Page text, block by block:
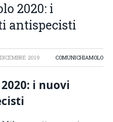
2020: i
antispecisti
2019 COMUNICHIAMOLO
i nuovi